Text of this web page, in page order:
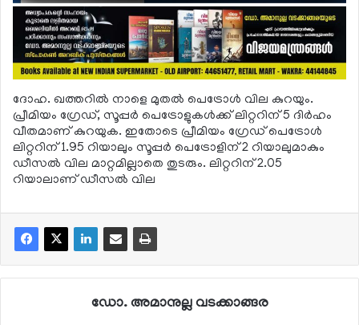
ദോഹ. ഖത്തറില്‍ നാളെ മുതല്‍ പെട്രോള്‍ വില കുറയും.
പ്രീമിയം ഗ്രേഡ്, സൂപ്പര്‍ പെട്രോളുകള്‍ക്ക് ലിറ്ററിന് 5 ദിര്‍ഹം
വീതമാണ് കുറയുക. ഇതോടെ പ്രീമിയം ഗ്രേഡ് പെട്രോള്‍
ലിറ്ററിന് 1.95 റിയാലും സൂപ്പര്‍ പെട്രോളിന് 2 റിയാലുമാകും
ഡീസല്‍ വില മാറ്റമില്ലാതെ തുടരും. ലിറ്ററിന് 2.05
റിയാലാണ് ഡീസല്‍ വില
ഡോ. അമാനുല്ല വടക്കാങ്ങര